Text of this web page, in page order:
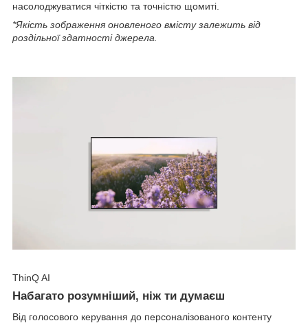
насолоджуватися чіткістю та точністю щомиті.
*Якість зображення оновленого вмісту залежить від
роздільної здатності джерела.
ThinQ AI
Набагато розумніший, ніж ти думаєш
Від голосового керування до персоналізованого контенту